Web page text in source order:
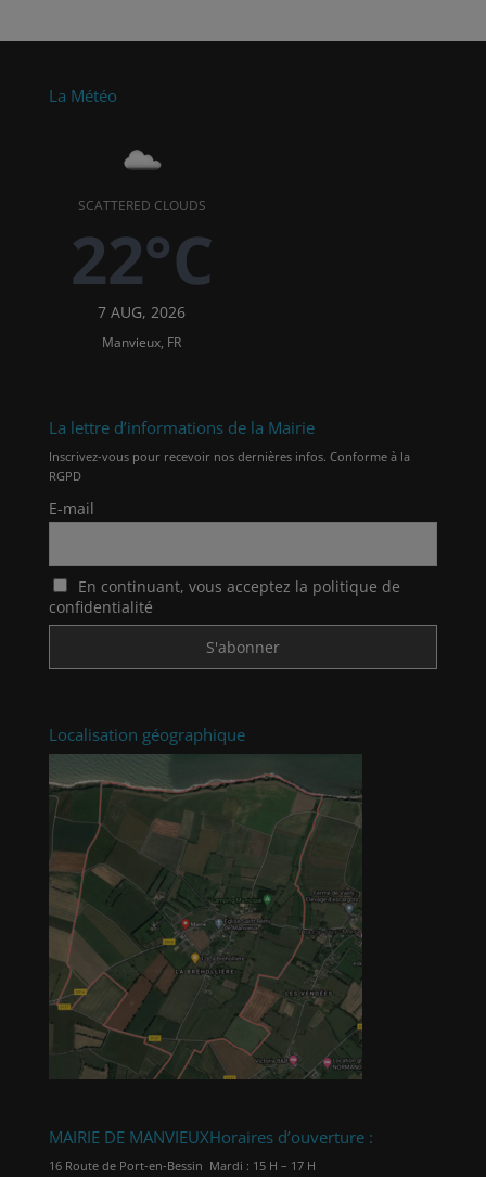
La Météo
SCATTERED CLOUDS
22°C
7 AUG, 2026
Manvieux, FR
La lettre d’informations de la Mairie
Inscrivez-vous pour recevoir nos dernières infos. Conforme à la
RGPD
E-mail
En continuant, vous acceptez la politique de
confidentialité
Localisation géographique
MAIRIE DE MANVIEUX
16 Route de Port-en-Bessin
Horaires d’ouverture :
Mardi : 15 H – 17 H